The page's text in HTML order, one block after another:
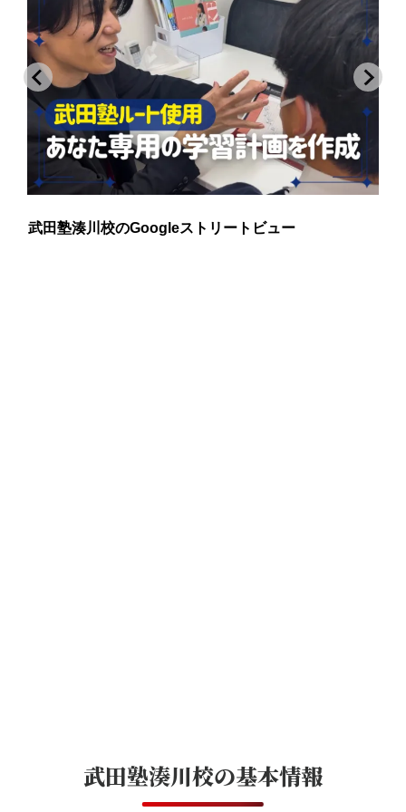
武田塾湊川校のGoogleストリートビュー
武田塾湊川校の基本情報